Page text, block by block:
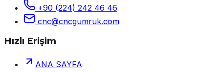
+90 (224) 242 46 46
cnc@cncgumruk.com
Hızlı Erişim
ANA SAYFA